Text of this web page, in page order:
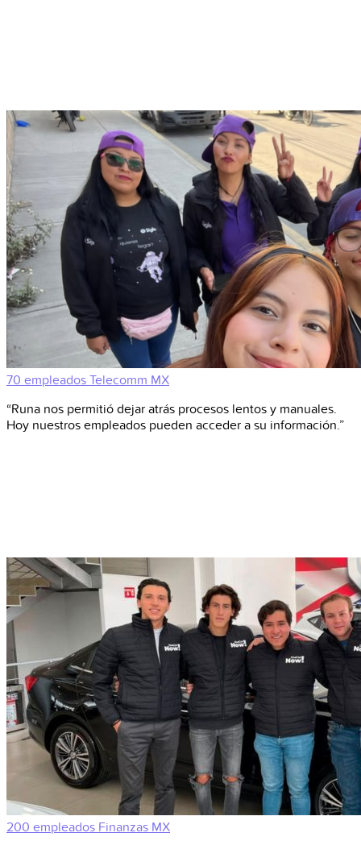
70 empleados Telecomm MX
“Runa nos permitió dejar atrás procesos lentos y manuales.
Hoy nuestros empleados pueden acceder a su información.”
200 empleados Finanzas MX